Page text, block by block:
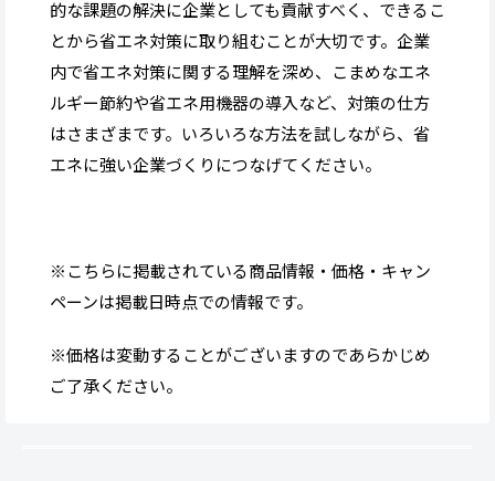
的な課題の解決に企業としても貢献すべく、できるこ
とから省エネ対策に取り組むことが大切です。企業
内で省エネ対策に関する理解を深め、こまめなエネ
ルギー節約や省エネ用機器の導入など、対策の仕方
はさまざまです。いろいろな方法を試しながら、省
エネに強い企業づくりにつなげてください。
※こちらに掲載されている商品情報・価格・キャン
ペーンは掲載日時点での情報です。
※価格は変動することがございますのであらかじめ
ご了承ください。